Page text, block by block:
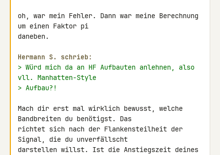
oh, war mein Fehler. Dann war meine Berechnung
um einen Faktor pi
daneben.
Hermann S. schrieb:
> Würd mich da an HF Aufbauten anlehnen, also
vll. Manhatten-Style
> Aufbau?!
Mach dir erst mal wirklich bewusst, welche
Bandbreiten du benötigst. Das
richtet sich nach der Flankensteilheit der
Signal, die du unverfällscht
darstellen willst. Ist die Anstiegszeit deines